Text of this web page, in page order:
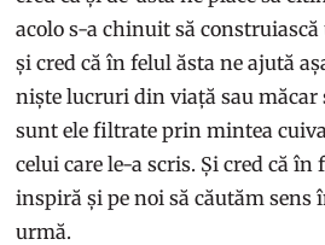
acolo s-a chinuit să construiască
și cred că în felul ăsta ne ajută
niște lucruri din viață sau măcar
sunt ele filtrate prin mintea
celui care le-a scris. Și cred că în
inspiră și pe noi să căutăm sens
urmă.